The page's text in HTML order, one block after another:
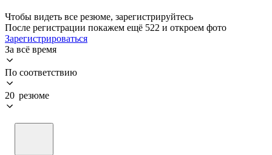
Чтобы видеть все резюме, зарегистрируйтесь
После регистрации покажем ещё 522 и откроем фото
Зарегистрироваться
За всё время
По соответствию
20 резюме